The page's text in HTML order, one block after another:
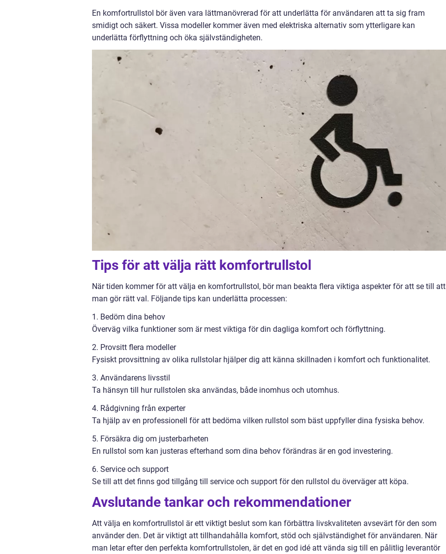
En komfortrullstol bör även vara lättmanövrerad för att underlätta för användaren att ta sig fram
smidigt och säkert. Vissa modeller kommer även med elektriska alternativ som ytterligare kan
underlätta förflyttning och öka självständigheten.
Tips för att välja rätt komfortrullstol
När tiden kommer för att välja en komfortrullstol, bör man beakta flera viktiga aspekter för att se till att
man gör rätt val. Följande tips kan underlätta processen:
1. Bedöm dina behov
Överväg vilka funktioner som är mest viktiga för din dagliga komfort och förflyttning.
2. Provsitt flera modeller
Fysiskt provsittning av olika rullstolar hjälper dig att känna skillnaden i komfort och funktionalitet.
3. Användarens livsstil
Ta hänsyn till hur rullstolen ska användas, både inomhus och utomhus.
4. Rådgivning från experter
Ta hjälp av en professionell för att bedöma vilken rullstol som bäst uppfyller dina fysiska behov.
5. Försäkra dig om justerbarheten
En rullstol som kan justeras efterhand som dina behov förändras är en god investering.
6. Service och support
Se till att det finns god tillgång till service och support för den rullstol du överväger att köpa.
Avslutande tankar och rekommendationer
Att välja en komfortrullstol är ett viktigt beslut som kan förbättra livskvaliteten avsevärt för den som
använder den. Det är viktigt att tillhandahålla komfort, stöd och självständighet för användaren. När
man letar efter den perfekta komfortrullstolen, är det en god idé att vända sig till en pålitlig leverantör